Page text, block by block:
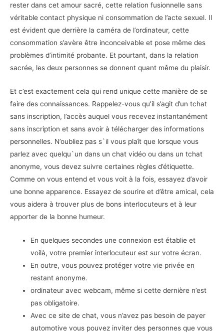
rester dans cet amour sacré, cette relation fusionnelle sans
véritable contact physique ni consommation de l’acte sexuel. Il
est évident que derrière la caméra de l’ordinateur, cette
consommation s’avère être inconceivable et pose même des
problèmes d’intimité probante. Et pourtant, dans la relation
sacrée, les deux personnes se donnent quant même du plaisir.
Et c’est exactement cela qui rend unique cette manière de se
faire des connaissances. Rappelez-vous qu’il s’agit d’un tchat
sans inscription, l’accès auquel vous recevez instantanément
sans inscription et sans avoir à télécharger des informations
personnelles. N’oubliez pas s`il vous plaît que lorsque vous
parlez avec quelqu`un dans un chat vidéo ou dans un tchat
anonyme, vous devez suivre certaines règles d’étiquette.
Comme on vous entend et vous voit à la fois, essayez d’avoir
une bonne apparence. Essayez de sourire et d’être amical, cela
vous aidera à trouver plus de bons interlocuteurs et à leur
apporter de la bonne humeur.
En quelques secondes une connexion est établie et
voilà, votre premier interlocuteur est sur votre écran.
En outre, vous pouvez protéger votre vie privée en
restant anonyme.
ordinateur avec webcam, même si cette dernière n’est
pas obligatoire.
Avec ce site de chat, vous n’avez pas besoin de payer
automotive vous pouvez inviter des personnes que vous